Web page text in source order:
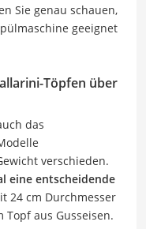
Sie genau schauen,
geeignet
Töpfen über
das
verschieden.
eine entscheidende
24 cm Durchmesser
Topf aus Gusseisen.